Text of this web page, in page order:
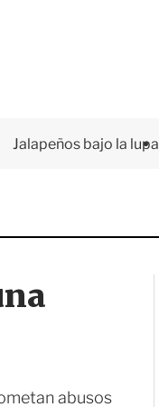
Jalapeños bajo la lupa
abusos